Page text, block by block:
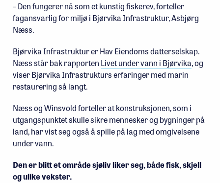
– Den fungerer nå som et kunstig fiskerev, forteller
fagansvarlig for miljø i Bjørvika Infrastruktur, Asbjørg
Næss.
Bjørvika Infrastruktur er Hav Eiendoms datterselskap.
Næss står bak rapporten Livet under vann i Bjørvika, og
viser Bjørvika Infrastrukturs erfaringer med marin
restaurering så langt.
Næss og Winsvold forteller at konstruksjonen, som i
utgangspunktet skulle sikre mennesker og bygninger på
land, har vist seg også å spille på lag med omgivelsene
under vann.
Den er blitt et område sjøliv liker seg, både fisk, skjell
og ulike vekster.